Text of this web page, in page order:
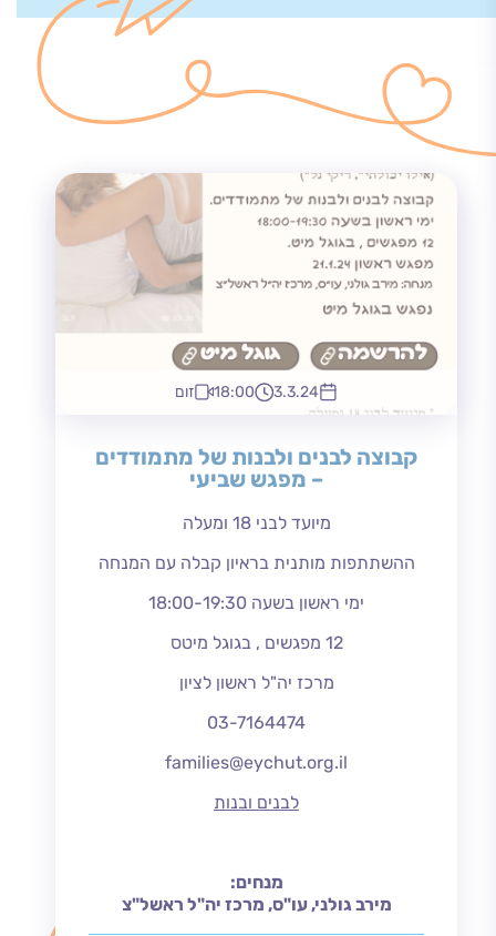
3.3.24
18:00 זום
קבוצה לבנים ולבנות של מתמודדים
– מפגש שביעי
מיועד לבני 18 ומעלה
ההשתתפות מותנית בראיון קבלה עם המנחה
ימי ראשון בשעה 18:00-19:30
12 מפגשים , בגוגל מיטס
מרכז יה"ל ראשון לציון
03-7164474
families@eychut.org.il
לבנים ובנות
מנחים:
מירב גולני, עו"ס, מרכז יה"ל ראשל"צ